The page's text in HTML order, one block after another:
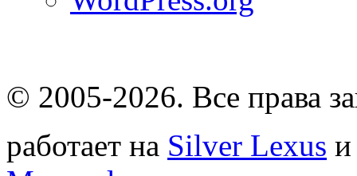
© 2005-2026. Все права
работает на Silver Lexus